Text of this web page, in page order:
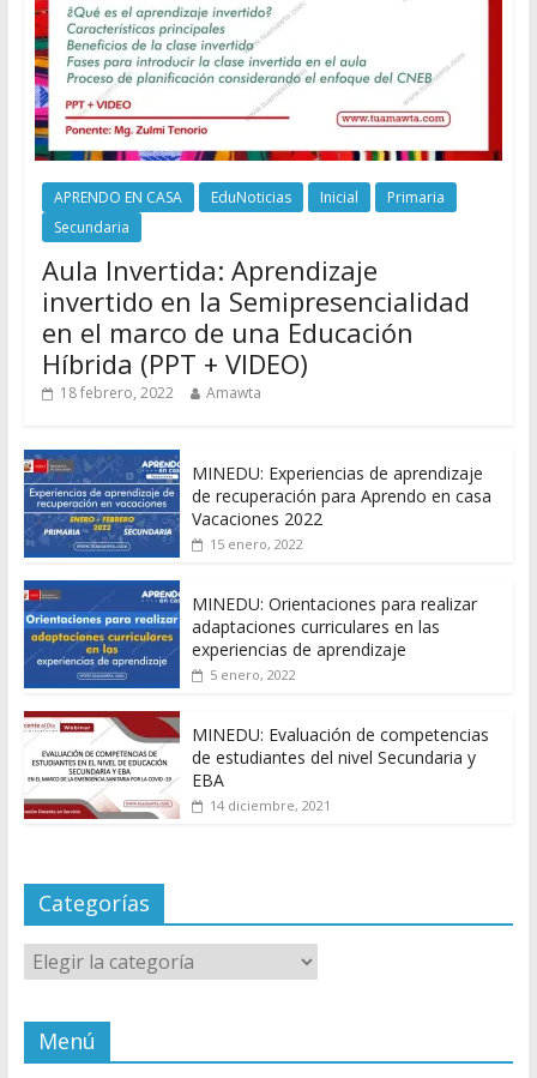
APRENDO EN CASA EduNoticias Inicial
Primaria
Secundaria
Aula Invertida: Aprendizaje
invertido en la Semipresencialidad
en el marco de una Educación
Híbrida (PPT + VIDEO)
18 febrero, 2022 Amawta
MINEDU: Experiencias de aprendizaje
de recuperación para Aprendo en casa
Vacaciones 2022
15 enero, 2022
MINEDU: Orientaciones para realizar
adaptaciones curriculares en las
experiencias de aprendizaje
5 enero, 2022
MINEDU: Evaluación de competencias
de estudiantes del nivel Secundaria y
EBA
14 diciembre, 2021
Categorías
Categorías
Menú